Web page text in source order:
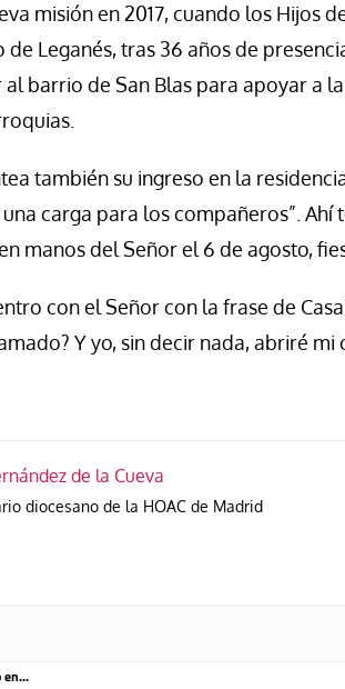
misión en 2017, cuando los Hijos
Leganés, tras 36 años de
barrio de San Blas para apoyar a
también su ingreso en la
carga para los compañeros”. Ahí
manos del Señor el 6 de agosto,
con el Señor con la frase de
Y yo, sin decir nada, abriré
de la Cueva
diocesano de la HOAC de Madrid
en...